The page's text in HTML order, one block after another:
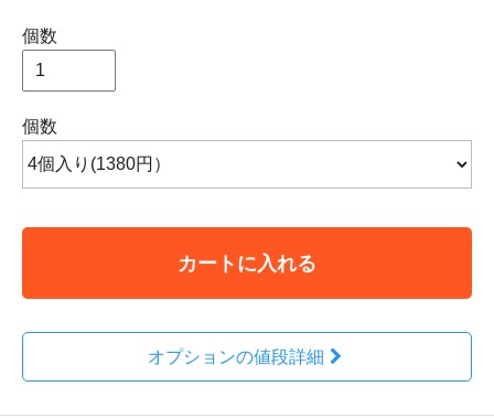
個数
個数
カートに入れる
オプションの値段詳細